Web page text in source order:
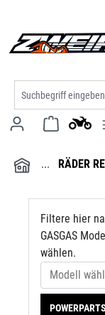
RÄDER
Filtere hier
GASGAS
wählen.